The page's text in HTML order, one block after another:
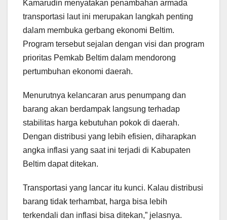
Kamarudin menyatakan penambahan armada
transportasi laut ini merupakan langkah penting
dalam membuka gerbang ekonomi Beltim.
Program tersebut sejalan dengan visi dan program
prioritas Pemkab Beltim dalam mendorong
pertumbuhan ekonomi daerah.
Menurutnya kelancaran arus penumpang dan
barang akan berdampak langsung terhadap
stabilitas harga kebutuhan pokok di daerah.
Dengan distribusi yang lebih efisien, diharapkan
angka inflasi yang saat ini terjadi di Kabupaten
Beltim dapat ditekan.
Transportasi yang lancar itu kunci. Kalau distribusi
barang tidak terhambat, harga bisa lebih
terkendali dan inflasi bisa ditekan,” jelasnya.